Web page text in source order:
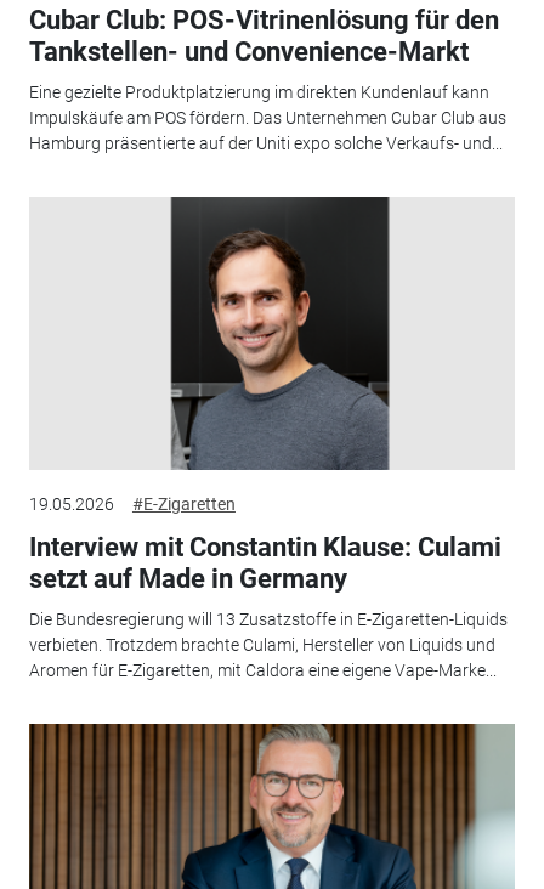
Cubar Club: POS-Vitrinenlösung für den
Tankstellen- und Convenience-Markt
Eine gezielte Produktplatzierung im direkten Kundenlauf kann
Impulskäufe am POS fördern. Das Unternehmen Cubar Club aus
Hamburg präsentierte auf der Uniti expo solche Verkaufs- und...
19.05.2026 #E-Zigaretten
Interview mit Constantin Klause: Culami
setzt auf Made in Germany
Die Bundesregierung will 13 Zusatzstoffe in E-Zigaretten-Liquids
verbieten. Trotzdem brachte Culami, Hersteller von Liquids und
Aromen für E-Zigaretten, mit Caldora eine eigene Vape-Marke...